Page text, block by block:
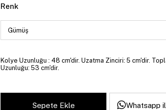
Renk
Kolye Uzunluğu : 48 cm'dir. Uzatma Zinciri: 5 cm'dir.
Uzunluğu: 53 cm'dir.
Whatsapp